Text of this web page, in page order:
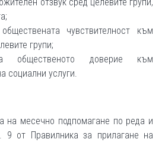
чувствителност към
групи;
общественото доверие към
социални услуги.
на месечно подпомагане по реда и
9 от Правилника за прилагане на